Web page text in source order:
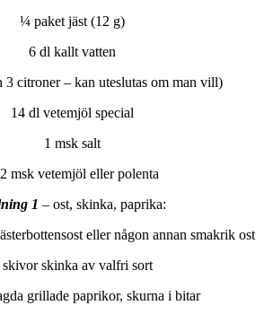
¼ paket jäst (12 g)
6 dl kallt vatten
3 citroner – kan uteslutas om man vill)
14 dl vetemjöl special
1 msk salt
msk vetemjöl eller polenta
1 – ost, skinka, paprika:
eller någon annan smakrik ost
skivor skinka av valfri sort
grillade paprikor, skurna i bitar